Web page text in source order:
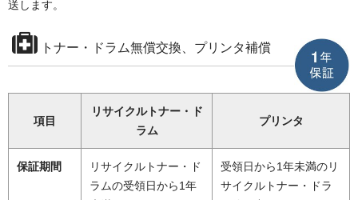
送します。
トナー・ドラム無償交換、プリンタ補償
項目
リサイクルトナー・ド
ラム
プリンタ
保証期間
リサイクルトナー・ド
ラムの受領日から1年
受領日から1年未満のリ
サイクルトナー・ドラ